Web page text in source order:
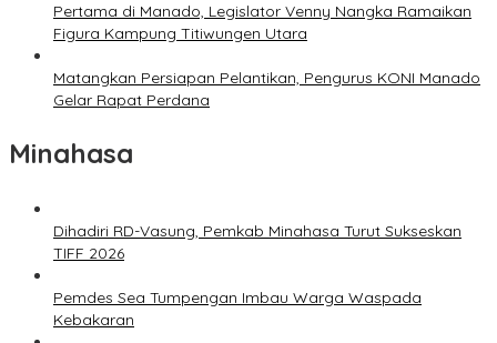
Pertama di Manado, Legislator Venny Nangka Ramaikan
Figura Kampung Titiwungen Utara
Matangkan Persiapan Pelantikan, Pengurus KONI Manado
Gelar Rapat Perdana
Minahasa
Dihadiri RD-Vasung, Pemkab Minahasa Turut Sukseskan
TIFF 2026
Pemdes Sea Tumpengan Imbau Warga Waspada
Kebakaran